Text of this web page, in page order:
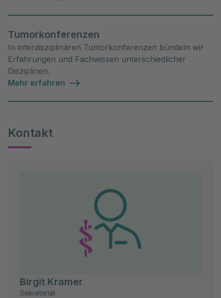
Tumorkonferenzen
In interdisziplinären Tumorkonferenzen bündeln wir
Erfahrungen und Fachwissen unterschiedlicher
Disziplinen.
Mehr erfahren
Kontakt
Birgit Kramer
Sekretariat